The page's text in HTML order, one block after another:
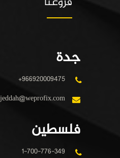
جدة
+966920009475
فلسطين
1-700-776-349